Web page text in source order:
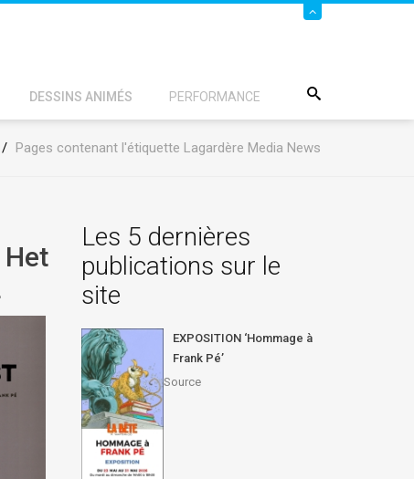
DESSINS ANIMÉS PERFORMANCE
/ Pages contenant l'étiquette Lagardère Media News
Het
Les 5 dernières
publications sur le
site
EXPOSITION ‘Hommage à
Frank Pé’
Source